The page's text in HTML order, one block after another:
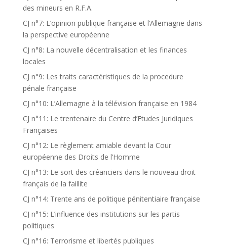
des mineurs en R.F.A.
CJ n°7: L’opinion publique française et l’Allemagne dans
la perspective européenne
CJ n°8: La nouvelle décentralisation et les finances
locales
CJ n°9: Les traits caractéristiques de la procedure
pénale française
CJ n°10: L’Allemagne à la télévision française en 1984
CJ n°11: Le trentenaire du Centre d’Etudes Juridiques
Françaises
CJ n°12: Le règlement amiable devant la Cour
européenne des Droits de l’Homme
CJ n°13: Le sort des créanciers dans le nouveau droit
français de la faillite
CJ n°14: Trente ans de politique pénitentiaire française
CJ n°15: L’influence des institutions sur les partis
politiques
CJ n°16: Terrorisme et libertés publiques